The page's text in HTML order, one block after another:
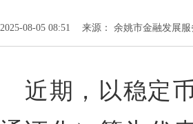
2025-08-05 08:51 来源： 余姚市金融发展
近期，以稳定